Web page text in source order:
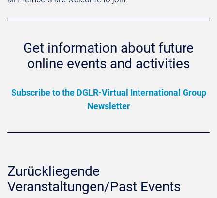
Get information about future
online events and activities
Subscribe to the DGLR-Virtual International Group
Newsletter
Zurückliegende
Veranstaltungen/Past Events